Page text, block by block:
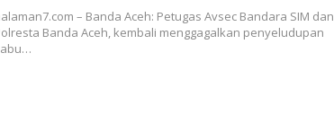
– Banda Aceh: Petugas Avsec Bandara SIM dan
Banda Aceh, kembali menggagalkan penyeludupan